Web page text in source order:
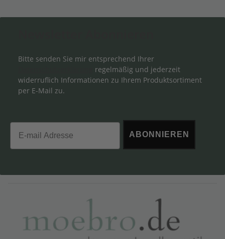
Bitte senden Sie mir entsprechend Ihrer
regelmäßig und jederzeit
widerruflich Informationen zu Ihrem Produktsortiment
per E-Mail zu.
Email
ABONNIEREN